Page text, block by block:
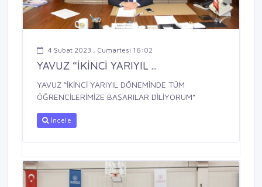
4 Şubat 2023 , Cumartesi 16:02
YAVUZ “İKİNCİ YARIYIL ...
YAVUZ “İKİNCİ YARIYIL DÖNEMİNDE TÜM
ÖĞRENCİLERİMİZE BAŞARILAR DİLİYORUM”
İncele